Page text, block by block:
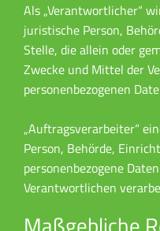
Als „Verantwortlicher“
juristische Person,
Stelle, die allein oder
Zwecke und Mittel der
personenbezogenen
„Auftragsverarbeiter“
Person, Behörde,
personenbezogene
Verantwortlichen